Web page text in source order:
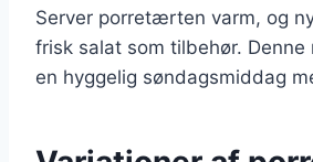
Server porretærten varm, og
frisk salat som tilbehør.
en hyggelig søndagsmiddag